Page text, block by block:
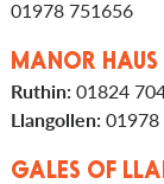
01978 751656
MANOR HAUS
Ruthin: 01824
Llangollen:
GALES OF